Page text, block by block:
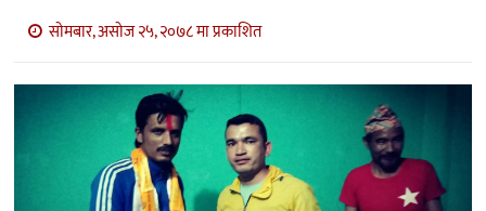
अर्थ
र
भिडियो
सिफारिस
सोमबार, असोज २५, २०७८ मा प्रकाशित